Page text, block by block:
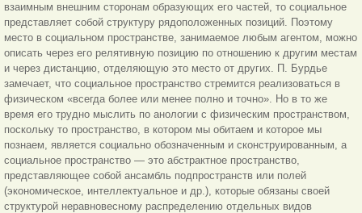
взаимным внешним сторонам образующих его частей, то социальное
представляет собой структуру рядоположенных позиций. Поэтому
место в социальном пространстве, занимаемое любым агентом, можно
описать через его релятивную позицию по отношению к другим местам
и через дистанцию, отделяющую это место от других. П. Бурдье
замечает, что социальное пространство стремится реализоваться в
физическом «всегда более или менее полно и точно». Но в то же
время его трудно мыслить по анологии с физическим пространством,
поскольку то пространство, в котором мы обитаем и которое мы
познаем, является социально обозначенным и сконструированным, а
социальное пространство — это абстрактное пространство,
представляющее собой ансамбль подпространств или полей
(экономическое, интеллектуальное и др.), которые обязаны своей
структурой неравновесному распределению отдельных видов